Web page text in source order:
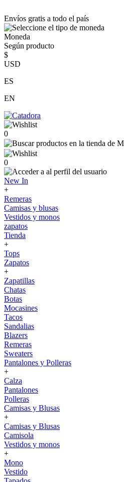
Envíos gratis a todo el país
Moneda
Según producto
$
USD
ES
EN
0
0
New In
+
Remeras
Camisas y blusas
Vestidos y monos
zapatos
Tienda
+
Tops
Zapatos
+
Zapatillas
Chatas
Botas
Mocasines
Tacos
Sandalias
Blazers
Remeras
Sweaters
Pantalones y Polleras
+
Calza
Pantalones
Polleras
Camisas y Blusas
+
Camisas y Blusas
Camisola
Vestidos y monos
+
Mono
Vestido